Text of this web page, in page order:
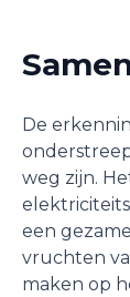
De
weg zijn.
een
vruchten
maken op